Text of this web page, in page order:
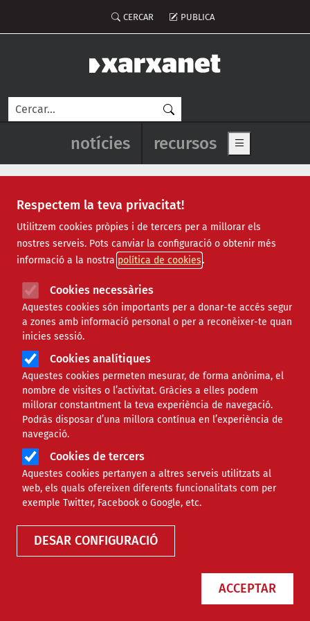
Respectem la teva privacitat!
Utilitzem cookies pròpies i de tercers per a millorar els
nostres serveis. Pots canviar la configuració o obtenir més
informació a la nostra política de cookies
Cookies necessàries
Aquestes cookies són importants per a donar-te accés segur
a zones amb informació personal o per a reconèixer-te quan
inicies sessió.
Cookies analítiques
Aquestes cookies permeten mesurar, de forma anònima, el
nombre de visites o l’activitat. Gràcies a elles podem
millorar constantment la teva experiència de navegació.
Podràs disposar d’una millora contínua en l’experiència de
navegació.
Cookies de tercers
Aquestes cookies pertanyen a altres serveis utilitzats al
web, els quals ofereixen diferents funcionalitats com per
exemple Twitter, Facebook o Google, etc.
DESAR CONFIGURACIÓ
ACCEPTAR
Menú del compte d'usuari
CERCAR PUBLICA
Cerca
Navegació principal de
notícies recursos Show main
Tècnica d’Administració i
Comptabilitat
Nom de l'entitat
Minyons Escoltes i Guies de Catalunya
Correu electrònic laboral@escoltesiguies.cat
Població Sant Cugat del Vallès
Termini
Informació addicional adjunta
DESCARREGAR L'ARXIU
Minyons Escoltes i Guies de Catalunya (MEG)